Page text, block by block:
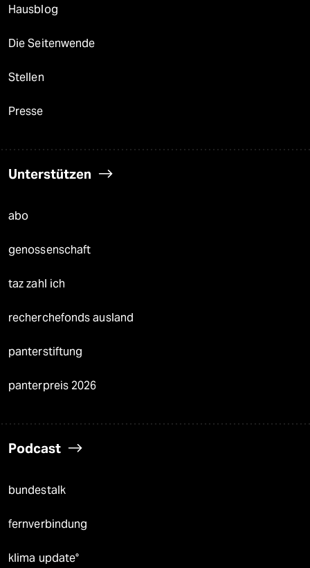
Hausblog
Die Seitenwende
Stellen
Presse
Unterstützen
abo
genossenschaft
taz zahl ich
recherchefonds ausland
panterstiftung
panterpreis 2026
Podcast
bundestalk
fernverbindung
klima update°